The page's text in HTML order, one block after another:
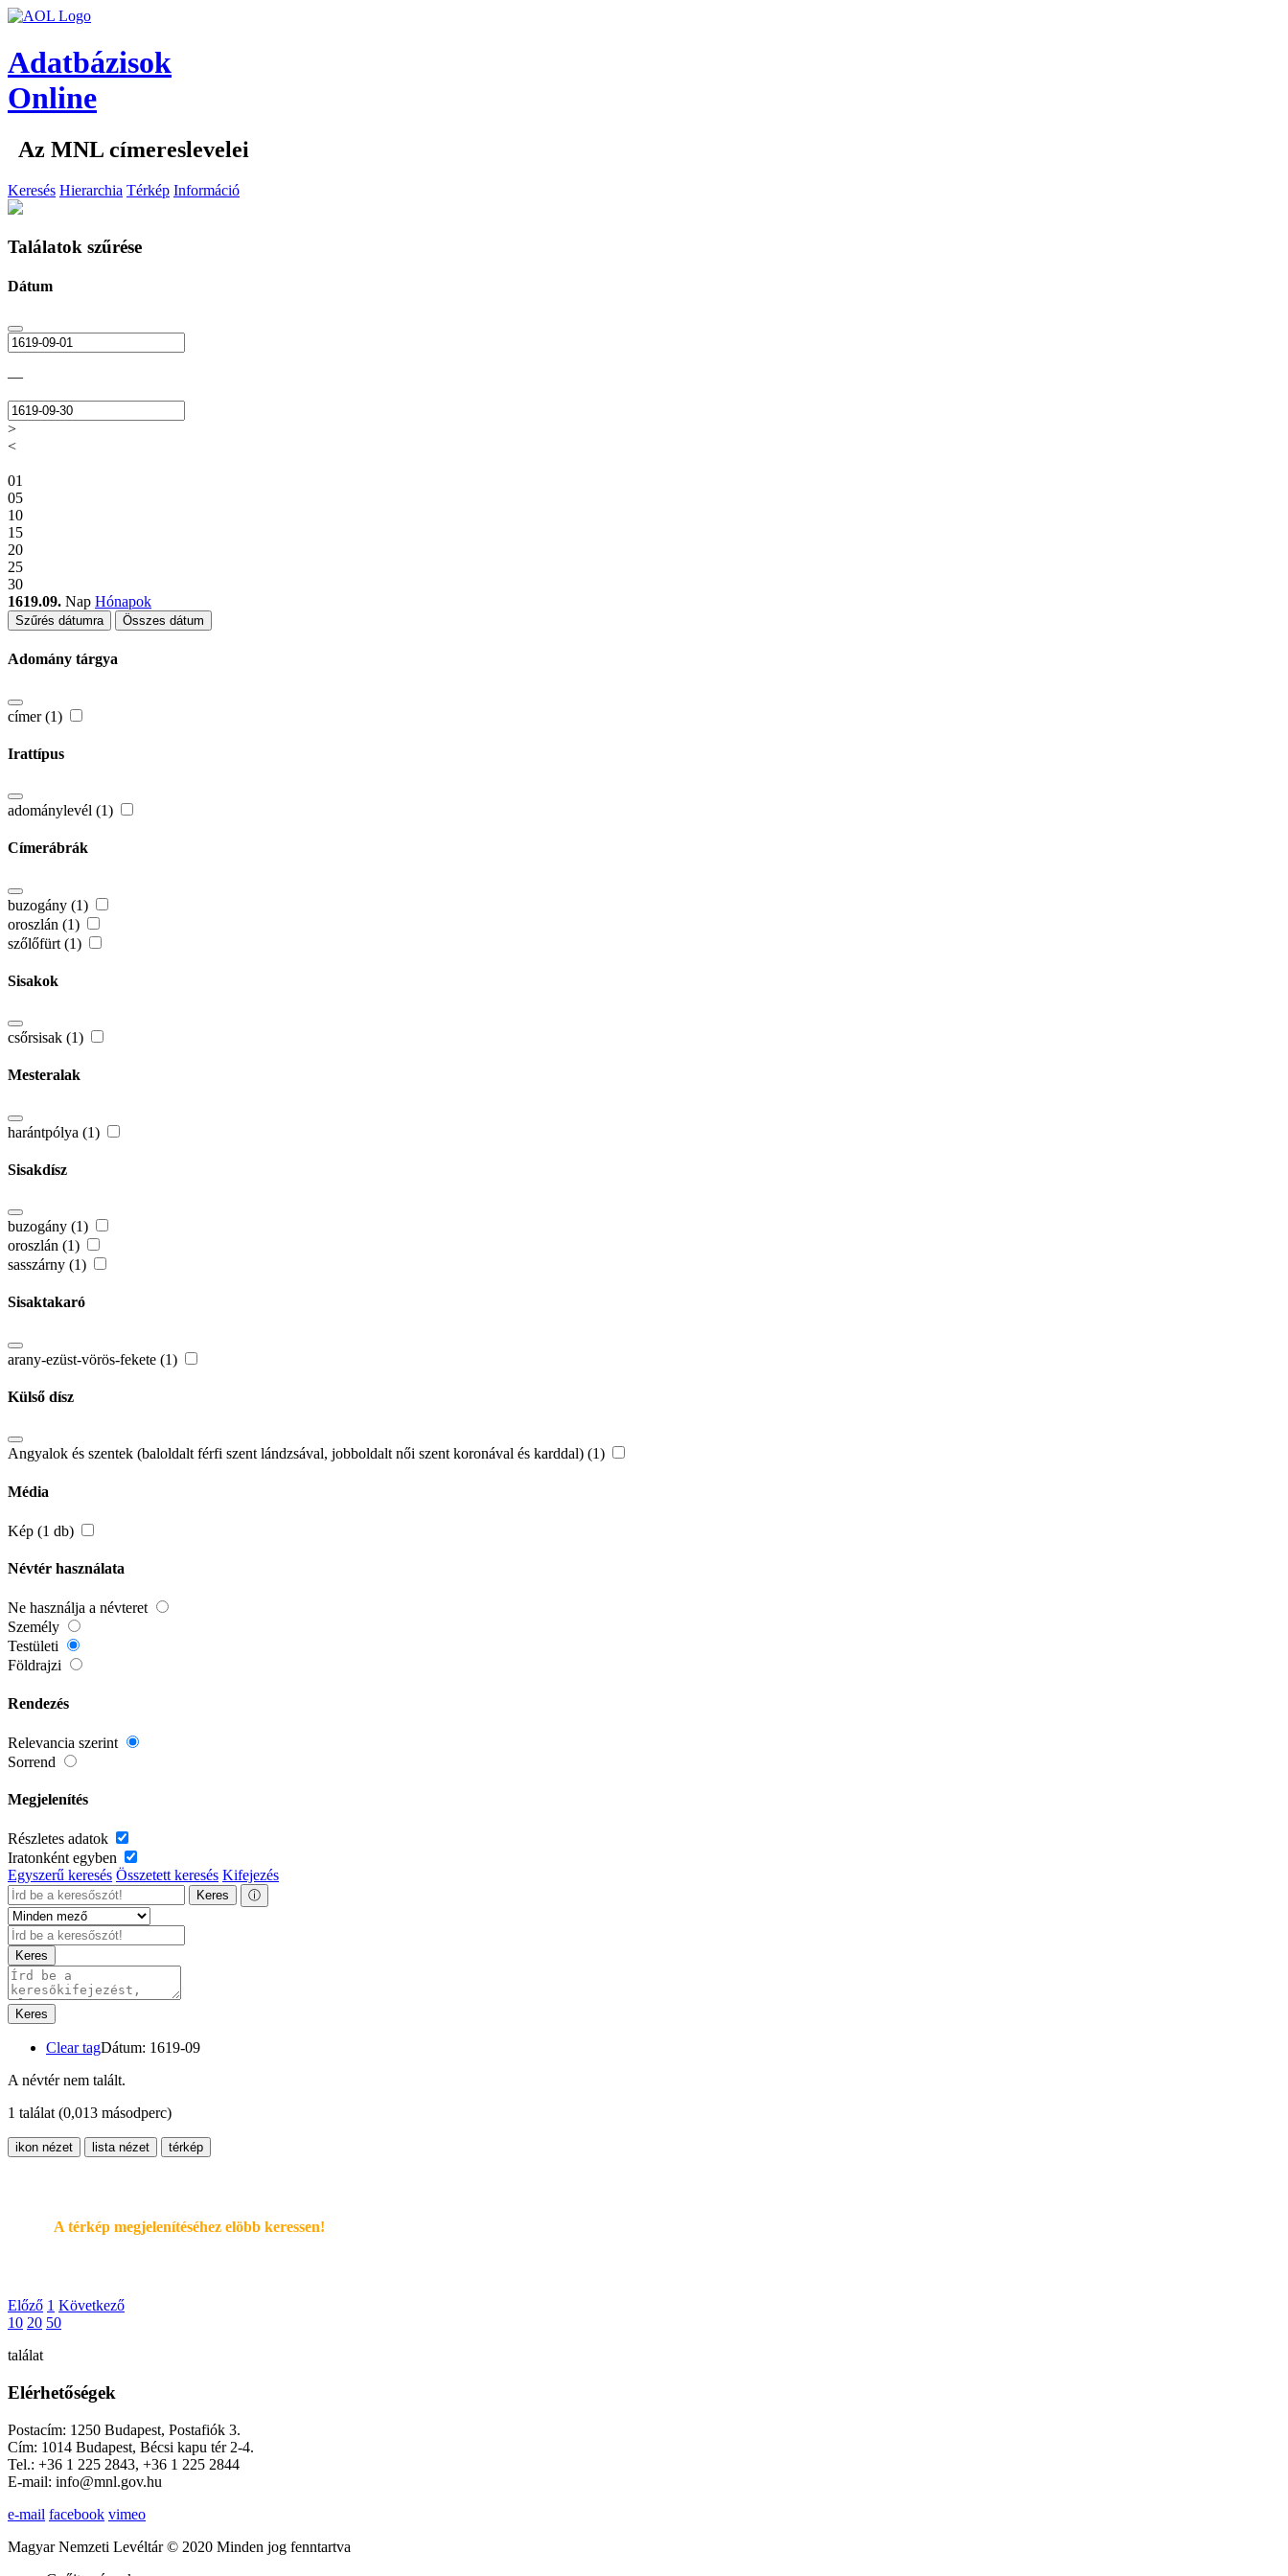
Adatbázisok
Online
Az MNL címereslevelei
Keresés Hierarchia Térkép Információ
Találatok szűrése
Dátum
—
>
<
01
05
10
15
20
25
30
1619.09. Nap Hónapok
Szűrés dátumra Összes dátum
Adomány tárgya
címer (1)
Irattípus
adománylevél (1)
Címerábrák
buzogány (1)
oroszlán (1)
szőlőfürt (1)
Sisakok
csőrsisak (1)
Mesteralak
harántpólya (1)
Sisakdísz
buzogány (1)
oroszlán (1)
sasszárny (1)
Sisaktakaró
arany-ezüst-vörös-fekete (1)
Külső dísz
Angyalok és szentek (baloldalt férfi szent lándzsával, jobboldalt női szent koronával és karddal) (1)
Média
Kép (1 db)
Névtér használata
Ne használja a névteret
Személy
Testületi
Földrajzi
Rendezés
Relevancia szerint
Sorrend
Megjelenítés
Részletes adatok
Iratonként egyben
Egyszerű keresés Összetett keresés Kifejezés
Keres ⓘ
Keres
Keres
Clear tagDátum: 1619-09
A névtér nem talált.
1 találat(0,013 másodperc)
ikon nézet lista nézet térkép
A térkép megjelenítéséhez elöbb keressen!
Előző 1 Következő
10 20 50
találat
Elérhetőségek
Postacím: 1250 Budapest, Postafiók 3.
Cím: 1014 Budapest, Bécsi kapu tér 2-4.
Tel.: +36 1 225 2843, +36 1 225 2844
E-mail: info@mnl.gov.hu
e-mail facebook vimeo
Magyar Nemzeti Levéltár © 2020 Minden jog fenntartva